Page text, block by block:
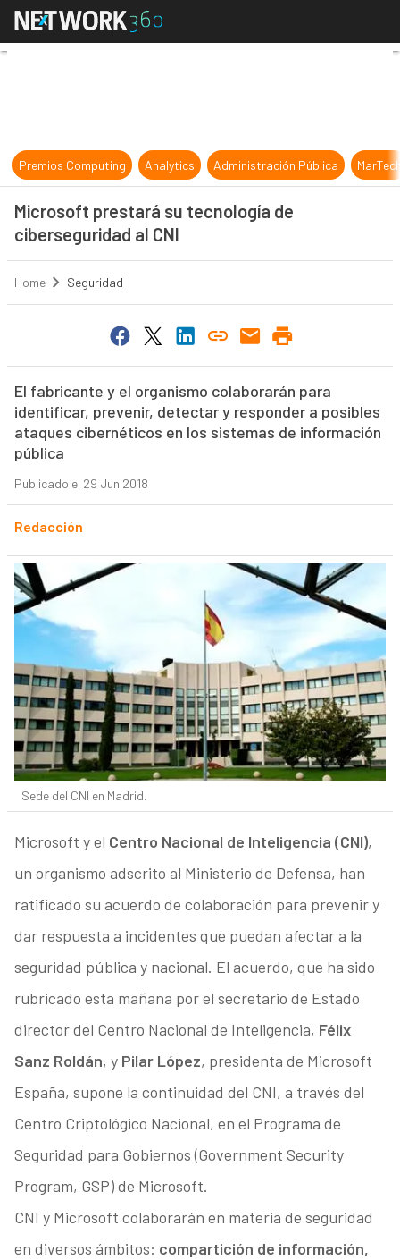
Microsoft prestará su tecnología
Premios Computing Analytics Administración Pública
Microsoft prestará su tecnología de
ciberseguridad al CNI
Home Seguridad
El fabricante y el organismo colaborarán para
identificar, prevenir, detectar y responder a posibles
ataques cibernéticos en los sistemas de información
pública
Publicado el 29 Jun 2018
Redacción
Sede del CNI en Madrid.
Microsoft y el Centro Nacional de Inteligencia (CNI),
un organismo adscrito al Ministerio de Defensa, han
ratificado su acuerdo de colaboración para prevenir y
dar respuesta a incidentes que puedan afectar a la
seguridad pública y nacional. El acuerdo, que ha sido
rubricado esta mañana por el secretario de Estado
director del Centro Nacional de Inteligencia, Félix
Sanz Roldán, y Pilar López, presidenta de Microsoft
España, supone la continuidad del CNI, a través del
Centro Criptológico Nacional, en el Programa de
Seguridad para Gobiernos (Government Security
Program, GSP) de Microsoft.
CNI y Microsoft colaborarán en materia de seguridad
en diversos ámbitos: compartición de información,